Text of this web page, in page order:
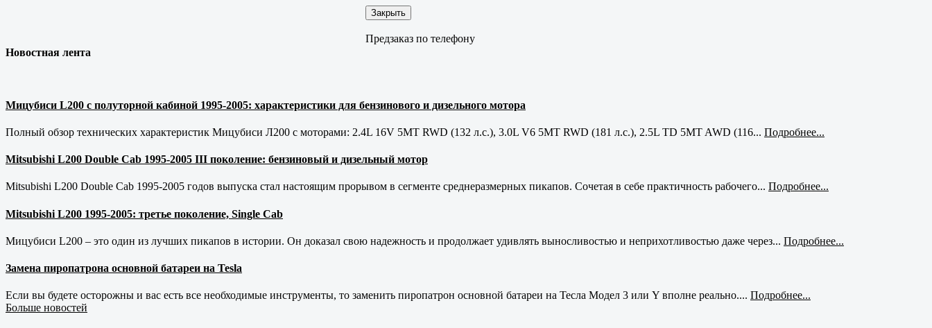
Закрыть
Предзаказ по телефону
Новостная лента
Мицубиси L200 с полуторной кабиной 1995-2005: характеристики для бензинового и дизельного мотора
Полный обзор технических характеристик Мицубиси Л200 с моторами: 2.4L 16V 5MT RWD (132 л.с.), 3.0L V6 5MT RWD (181 л.с.), 2.5L TD 5MT AWD (116... Подробнее...
Mitsubishi L200 Double Cab 1995-2005 III поколение: бензиновый и дизельный мотор
Mitsubishi L200 Double Cab 1995-2005 годов выпуска стал настоящим прорывом в сегменте среднеразмерных пикапов. Сочетая в себе практичность рабочего... Подробнее...
Mitsubishi L200 1995-2005: третье поколение, Single Cab
Мицубиси L200 – это один из лучших пикапов в истории. Он доказал свою надежность и продолжает удивлять выносливостью и неприхотливостью даже через... Подробнее...
Замена пиропатрона основной батареи на Tesla
Если вы будете осторожны и вас есть все необходимые инструменты, то заменить пиропатрон основной батареи на Тесла Модел 3 или Y вполне реально.... Подробнее...
Больше новостей